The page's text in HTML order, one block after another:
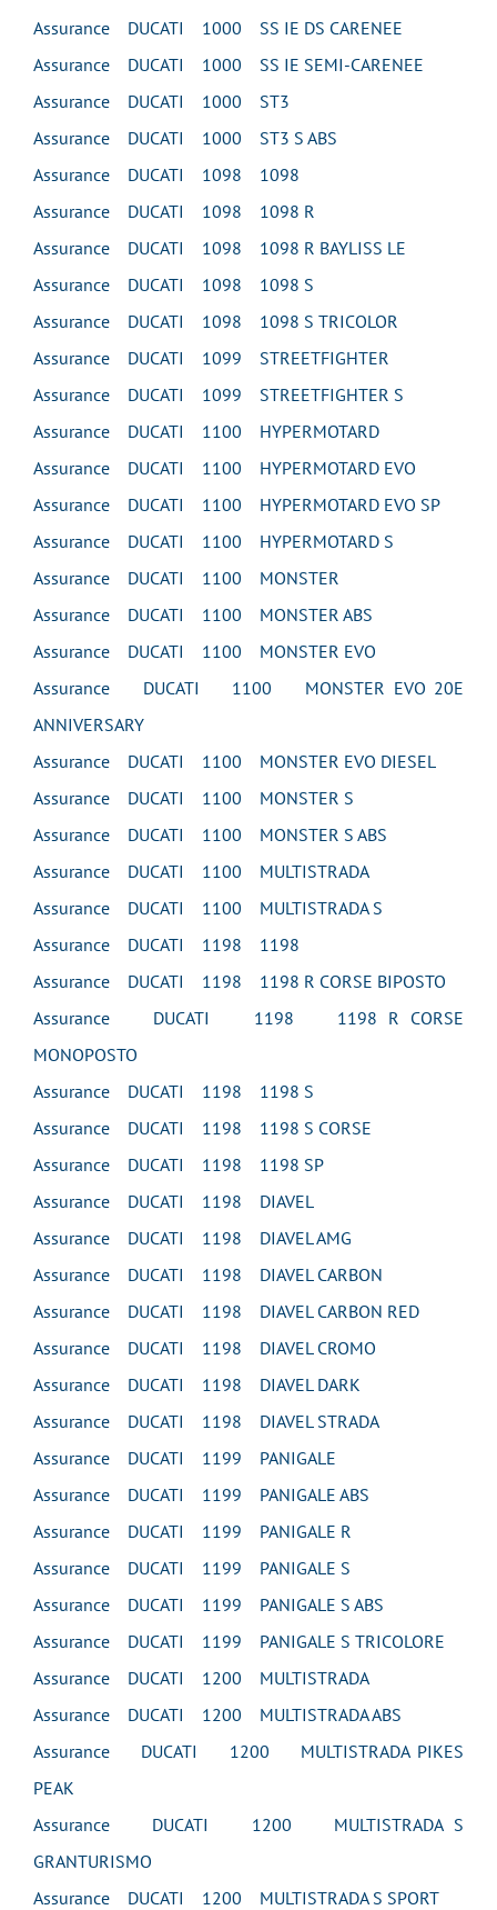
Assurance DUCATI 1000 SS IE DS CARENEE
Assurance DUCATI 1000 SS IE SEMI-CARENEE
Assurance DUCATI 1000 ST3
Assurance DUCATI 1000 ST3 S ABS
Assurance DUCATI 1098 1098
Assurance DUCATI 1098 1098 R
Assurance DUCATI 1098 1098 R BAYLISS LE
Assurance DUCATI 1098 1098 S
Assurance DUCATI 1098 1098 S TRICOLOR
Assurance DUCATI 1099 STREETFIGHTER
Assurance DUCATI 1099 STREETFIGHTER S
Assurance DUCATI 1100 HYPERMOTARD
Assurance DUCATI 1100 HYPERMOTARD EVO
Assurance DUCATI 1100 HYPERMOTARD EVO SP
Assurance DUCATI 1100 HYPERMOTARD S
Assurance DUCATI 1100 MONSTER
Assurance DUCATI 1100 MONSTER ABS
Assurance DUCATI 1100 MONSTER EVO
Assurance DUCATI 1100 MONSTER EVO 20E
ANNIVERSARY
Assurance DUCATI 1100 MONSTER EVO DIESEL
Assurance DUCATI 1100 MONSTER S
Assurance DUCATI 1100 MONSTER S ABS
Assurance DUCATI 1100 MULTISTRADA
Assurance DUCATI 1100 MULTISTRADA S
Assurance DUCATI 1198 1198
Assurance DUCATI 1198 1198 R CORSE BIPOSTO
Assurance DUCATI 1198 1198 R CORSE
MONOPOSTO
Assurance DUCATI 1198 1198 S
Assurance DUCATI 1198 1198 S CORSE
Assurance DUCATI 1198 1198 SP
Assurance DUCATI 1198 DIAVEL
Assurance DUCATI 1198 DIAVEL AMG
Assurance DUCATI 1198 DIAVEL CARBON
Assurance DUCATI 1198 DIAVEL CARBON RED
Assurance DUCATI 1198 DIAVEL CROMO
Assurance DUCATI 1198 DIAVEL DARK
Assurance DUCATI 1198 DIAVEL STRADA
Assurance DUCATI 1199 PANIGALE
Assurance DUCATI 1199 PANIGALE ABS
Assurance DUCATI 1199 PANIGALE R
Assurance DUCATI 1199 PANIGALE S
Assurance DUCATI 1199 PANIGALE S ABS
Assurance DUCATI 1199 PANIGALE S TRICOLORE
Assurance DUCATI 1200 MULTISTRADA
Assurance DUCATI 1200 MULTISTRADA ABS
Assurance DUCATI 1200 MULTISTRADA PIKES
PEAK
Assurance DUCATI 1200 MULTISTRADA S
GRANTURISMO
Assurance DUCATI 1200 MULTISTRADA S SPORT